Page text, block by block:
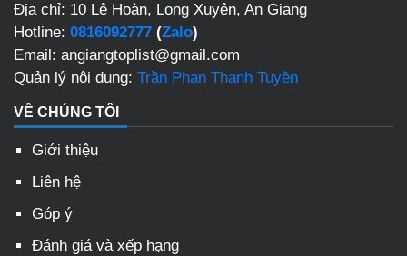
Địa chỉ: 10 Lê Hoàn, Long Xuyên, An Giang
Hotline: 0816092777 (Zalo)
Email: angiangtoplist@gmail.com
Quản lý nội dung: Trần Phan Thanh Tuyền
VỀ CHÚNG TÔI
Giới thiệu
Liên hệ
Góp ý
Đánh giá và xếp hạng